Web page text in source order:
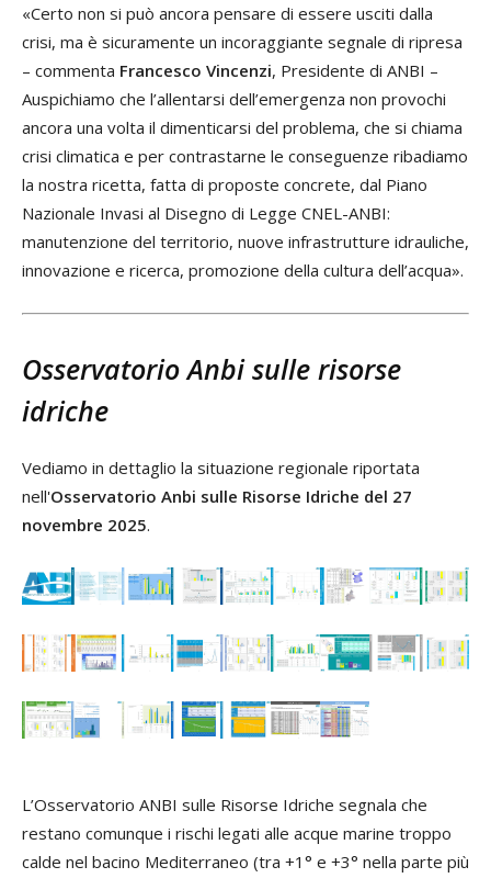
«Certo non si può ancora pensare di essere usciti dalla
crisi, ma è sicuramente un incoraggiante segnale di ripresa
– commenta Francesco Vincenzi, Presidente di ANBI –
Auspichiamo che l’allentarsi dell’emergenza non provochi
ancora una volta il dimenticarsi del problema, che si chiama
crisi climatica e per contrastarne le conseguenze ribadiamo
la nostra ricetta, fatta di proposte concrete, dal Piano
Nazionale Invasi al Disegno di Legge CNEL-ANBI:
manutenzione del territorio, nuove infrastrutture idrauliche,
innovazione e ricerca, promozione della cultura dell’acqua».
Osservatorio Anbi sulle risorse
idriche
Vediamo in dettaglio la situazione regionale riportata
nell'Osservatorio Anbi sulle Risorse Idriche del 27
novembre 2025.
L’Osservatorio ANBI sulle Risorse Idriche segnala che
restano comunque i rischi legati alle acque marine troppo
calde nel bacino Mediterraneo (tra +1° e +3° nella parte più